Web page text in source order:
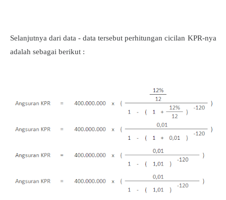
Selanjutnya dari data - data tersebut perhitungan cicilan KPR-nya
adalah sebagai berikut :